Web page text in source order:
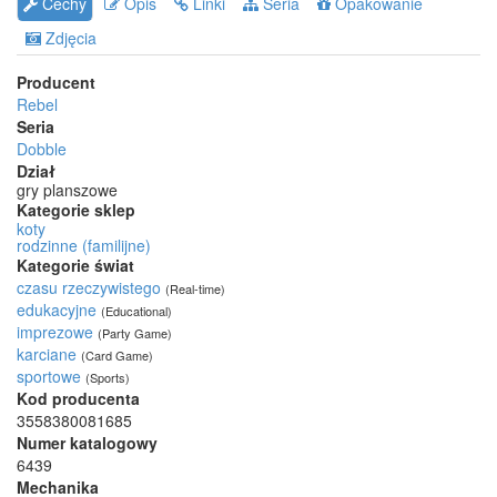
Zdjęcia
Producent
Rebel
Seria
Dobble
Dział
gry planszowe
Kategorie sklep
koty
rodzinne (familijne)
Kategorie świat
czasu rzeczywistego (Real-time)
edukacyjne (Educational)
imprezowe (Party Game)
karciane (Card Game)
sportowe (Sports)
Kod producenta
3558380081685
Numer katalogowy
6439
Mechanika